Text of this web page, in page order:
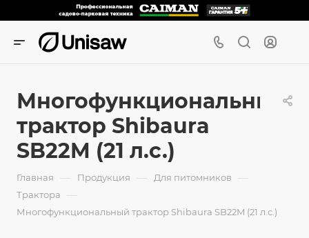
Многофункциональный
трактор Shibaura
SB22M (21 л.с.)
Главная — Продукция — Для питомников —
Трактора —
Многофункциональный трактор Shibaura SB22M (21 л.с.)